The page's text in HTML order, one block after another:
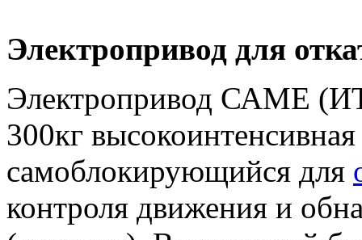
Электропривод для
Электропривод САМЕ
300кг
самоблокирующийся для
контроля движения и